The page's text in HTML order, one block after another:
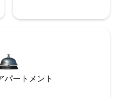
パートメント